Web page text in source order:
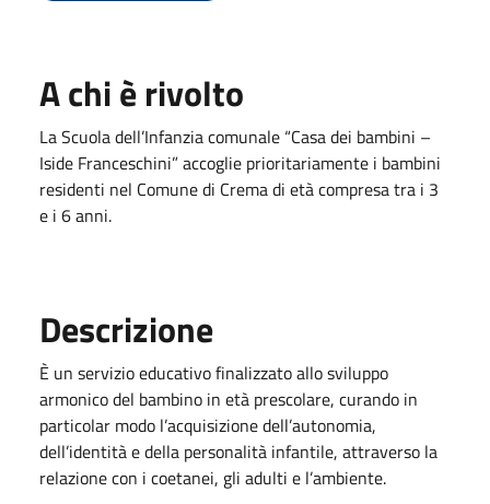
A chi è rivolto
La Scuola dell’Infanzia comunale “Casa dei bambini –
Iside Franceschini” accoglie prioritariamente i bambini
residenti nel Comune di Crema di età compresa tra i 3
e i 6 anni.
Descrizione
È un servizio educativo finalizzato allo sviluppo
armonico del bambino in età prescolare, curando in
particolar modo l’acquisizione dell’autonomia,
dell’identità e della personalità infantile, attraverso la
relazione con i coetanei, gli adulti e l’ambiente.